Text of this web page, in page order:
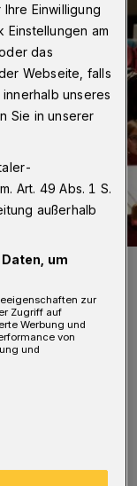
zum
und an
Einwilligung
Einstellungen am
das
Webseite, falls
unseres
Sie in unserer
Art. 49 Abs. 1 S.
außerhalb
um
zur
Zugriff auf
Werbung und
von
und